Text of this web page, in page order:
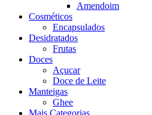
Amendoim
Cosméticos
Encapsulados
Desidratados
Frutas
Doces
Açucar
Doce de Leite
Manteigas
Ghee
Mais Categorias